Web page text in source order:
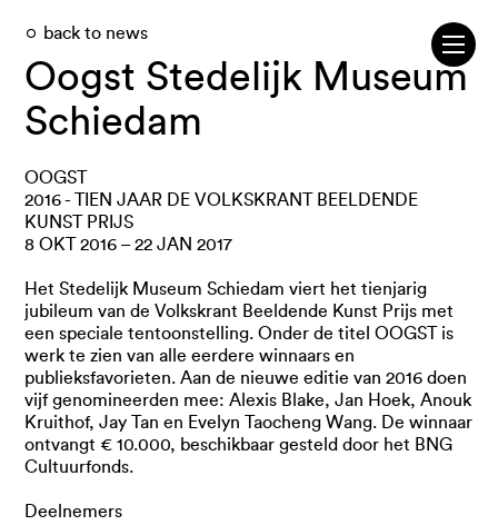
back to news
Oogst Stedelijk Museum
Schiedam
OOGST
2016 - TIEN JAAR DE VOLKSKRANT BEELDENDE
KUNST PRIJS
8 OKT 2016 – 22 JAN 2017
Het Stedelijk Museum Schiedam viert het tienjarig
jubileum van de Volkskrant Beeldende Kunst Prijs met
een speciale tentoonstelling. Onder de titel OOGST is
werk te zien van alle eerdere winnaars en
publieksfavorieten. Aan de nieuwe editie van 2016 doen
vijf genomineerden mee: Alexis Blake, Jan Hoek, Anouk
Kruithof, Jay Tan en Evelyn Taocheng Wang. De winnaar
ontvangt € 10.000, beschikbaar gesteld door het BNG
Cultuurfonds.
Deelnemers